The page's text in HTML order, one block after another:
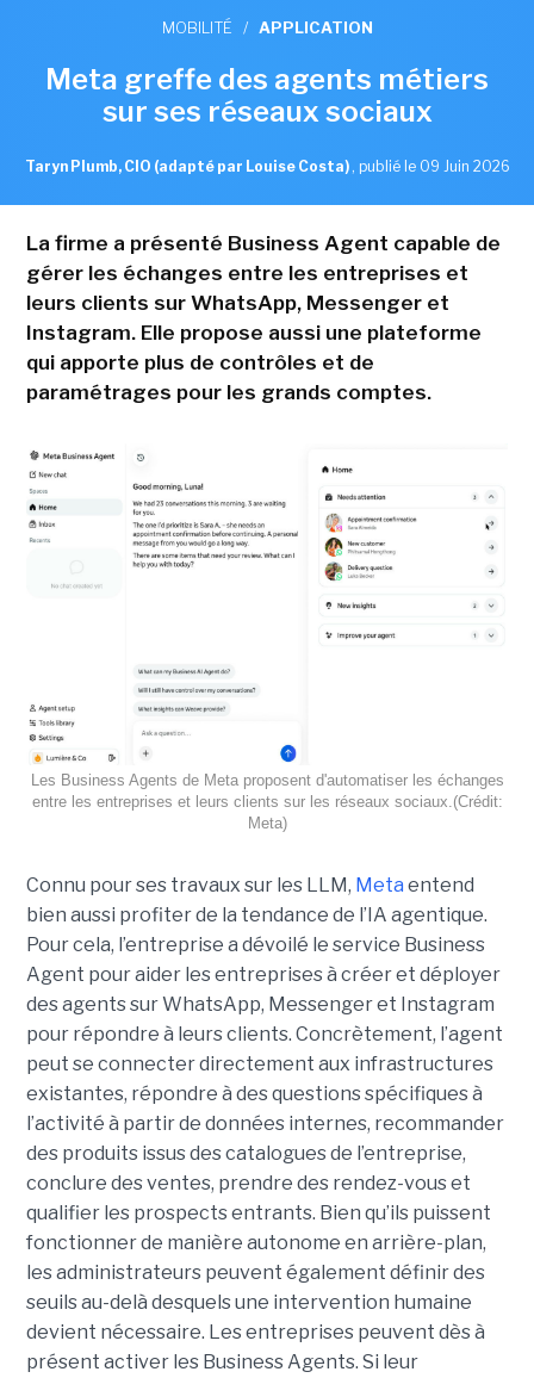
MOBILITÉ / APPLICATION
Meta greffe des agents métiers
sur ses réseaux sociaux
Taryn Plumb, CIO (adapté par Louise Costa) , publié le 09 Juin 2026
La firme a présenté Business Agent capable de
gérer les échanges entre les entreprises et
leurs clients sur WhatsApp, Messenger et
Instagram. Elle propose aussi une plateforme
qui apporte plus de contrôles et de
paramétrages pour les grands comptes.
Les Business Agents de Meta proposent d'automatiser les échanges
entre les entreprises et leurs clients sur les réseaux sociaux.(Crédit:
Meta)
Connu pour ses travaux sur les LLM, Meta entend
bien aussi profiter de la tendance de l’IA agentique.
Pour cela, l’entreprise a dévoilé le service Business
Agent pour aider les entreprises à créer et déployer
des agents sur WhatsApp, Messenger et Instagram
pour répondre à leurs clients. Concrètement, l’agent
peut se connecter directement aux infrastructures
existantes, répondre à des questions spécifiques à
l’activité à partir de données internes, recommander
des produits issus des catalogues de l’entreprise,
conclure des ventes, prendre des rendez-vous et
qualifier les prospects entrants. Bien qu’ils puissent
fonctionner de manière autonome en arrière-plan,
les administrateurs peuvent également définir des
seuils au-delà desquels une intervention humaine
devient nécessaire. Les entreprises peuvent dès à
présent activer les Business Agents. Si leur